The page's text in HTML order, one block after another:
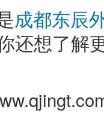
成都东辰
还想了解